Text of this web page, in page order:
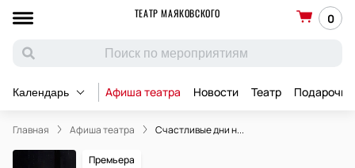
ТЕАТР МАЯКОВСКОГО 0
Календарь Афиша театра Новости Театр
Главная Афиша театра Счастливые дни н...
Премьера